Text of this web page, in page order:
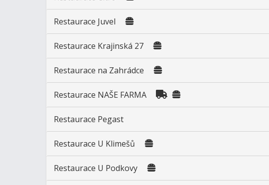
Restaurace Juvel
Restaurace Krajinská 27
Restaurace na Zahrádce
Restaurace NAŠE FARMA
Restaurace Pegast
Restaurace U Klimešů
Restaurace U Podkovy